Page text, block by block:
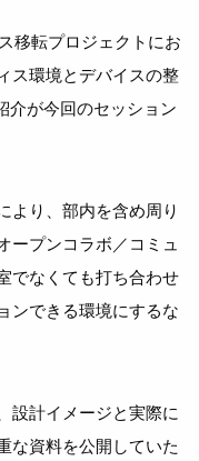
移転プロジェクトにお
ス環境とデバイスの整
介が今回のセッション
より、部内を含め周り
ープンコラボ／コミュ
でなくても打ち合わせ
ンできる環境にするな
設計イメージと実際に
な資料を公開していた